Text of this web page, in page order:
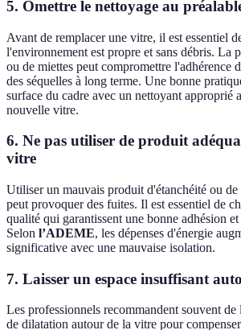
5. Omettre le nettoyage au
Avant de remplacer une vitre, il est essentiel
l'environnement est propre et sans débris. La
ou de miettes peut compromettre l'adhérence
des séquelles à long terme. Une bonne
surface du cadre avec un nettoyant approprié
nouvelle vitre.
6. Ne pas utiliser de produit
vitre
Utiliser un mauvais produit d'étanchéité ou
peut provoquer des fuites. Il est essentiel de
qualité qui garantissent une bonne adhésion
Selon l’ADEME, les dépenses d'énergie
significative avec une mauvaise isolation.
7. Laisser un espace insuffisant
Les professionnels recommandent souvent de
de dilatation autour de la vitre pour